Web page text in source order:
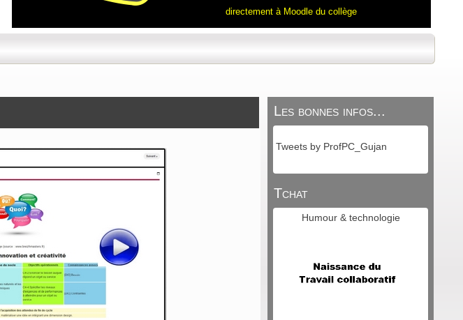
directement à Moodle du collège
Les bonnes infos...
Tweets by ProfPC_Gujan
Tchat
Humour & technologie